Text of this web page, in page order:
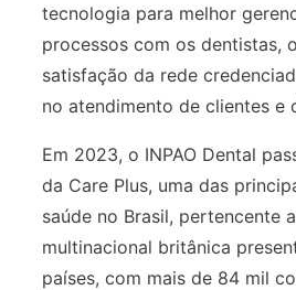
tecnologia para melhor
processos com os dentistas,
satisfação da rede
no atendimento de clientes e
Em 2023, o INPAO Dental
da Care Plus, uma das
saúde no Brasil, pertencente
multinacional britânica
países, com mais de 84 mil